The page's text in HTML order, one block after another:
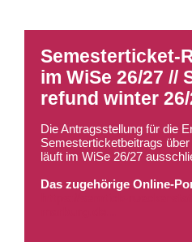
Semesterticket-
im WiSe 26/27 //
refund winter 26/
Die Antragsstellung für die
Semesterticketbeitrags
läuft im WiSe 26/27
Das zugehörige Online-